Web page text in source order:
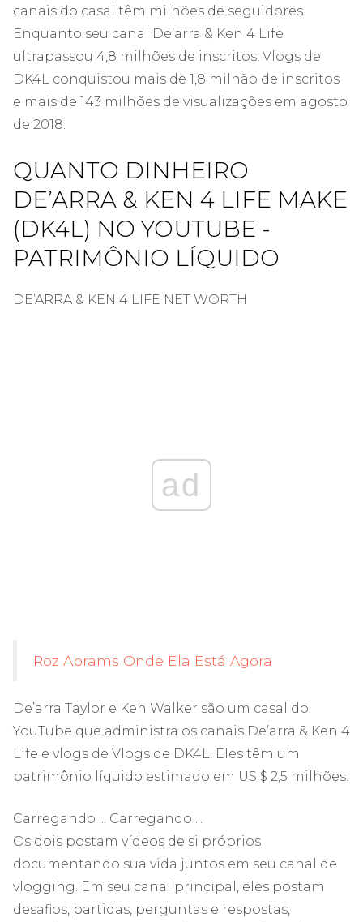
canais do casal têm milhões de seguidores.
Enquanto seu canal De’arra & Ken 4 Life
ultrapassou 4,8 milhões de inscritos, Vlogs de
DK4L conquistou mais de 1,8 milhão de inscritos
e mais de 143 milhões de visualizações em agosto
de 2018.
QUANTO DINHEIRO
DE’ARRA & KEN 4 LIFE MAKE
(DK4L) NO YOUTUBE -
PATRIMÔNIO LÍQUIDO
DE’ARRA & KEN 4 LIFE NET WORTH
ad
Roz Abrams Onde Ela Está Agora
De’arra Taylor e Ken Walker são um casal do
YouTube que administra os canais De’arra & Ken 4
Life e vlogs de Vlogs de DK4L. Eles têm um
patrimônio líquido estimado em US $ 2,5 milhões.
Carregando ... Carregando ...
Os dois postam vídeos de si próprios
documentando sua vida juntos em seu canal de
vlogging. Em seu canal principal, eles postam
desafios, partidas, perguntas e respostas,